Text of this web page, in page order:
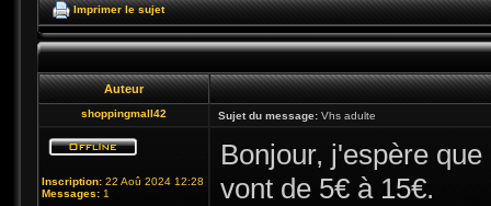
Imprimer le sujet
Auteur
shoppingmall42 Sujet du message: Vhs adulte
Inscription: 22 Aoû 2024 12:28
Messages: 1
Bonjour, j'espère
vont de 5€ à 15€.